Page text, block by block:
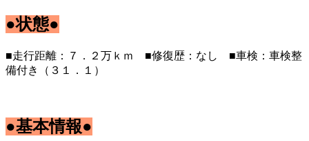
●状態●
■走行距離：７．２万ｋｍ ■修復歴：なし ■車検：車検整
備付き（３１．１）
●基本情報●